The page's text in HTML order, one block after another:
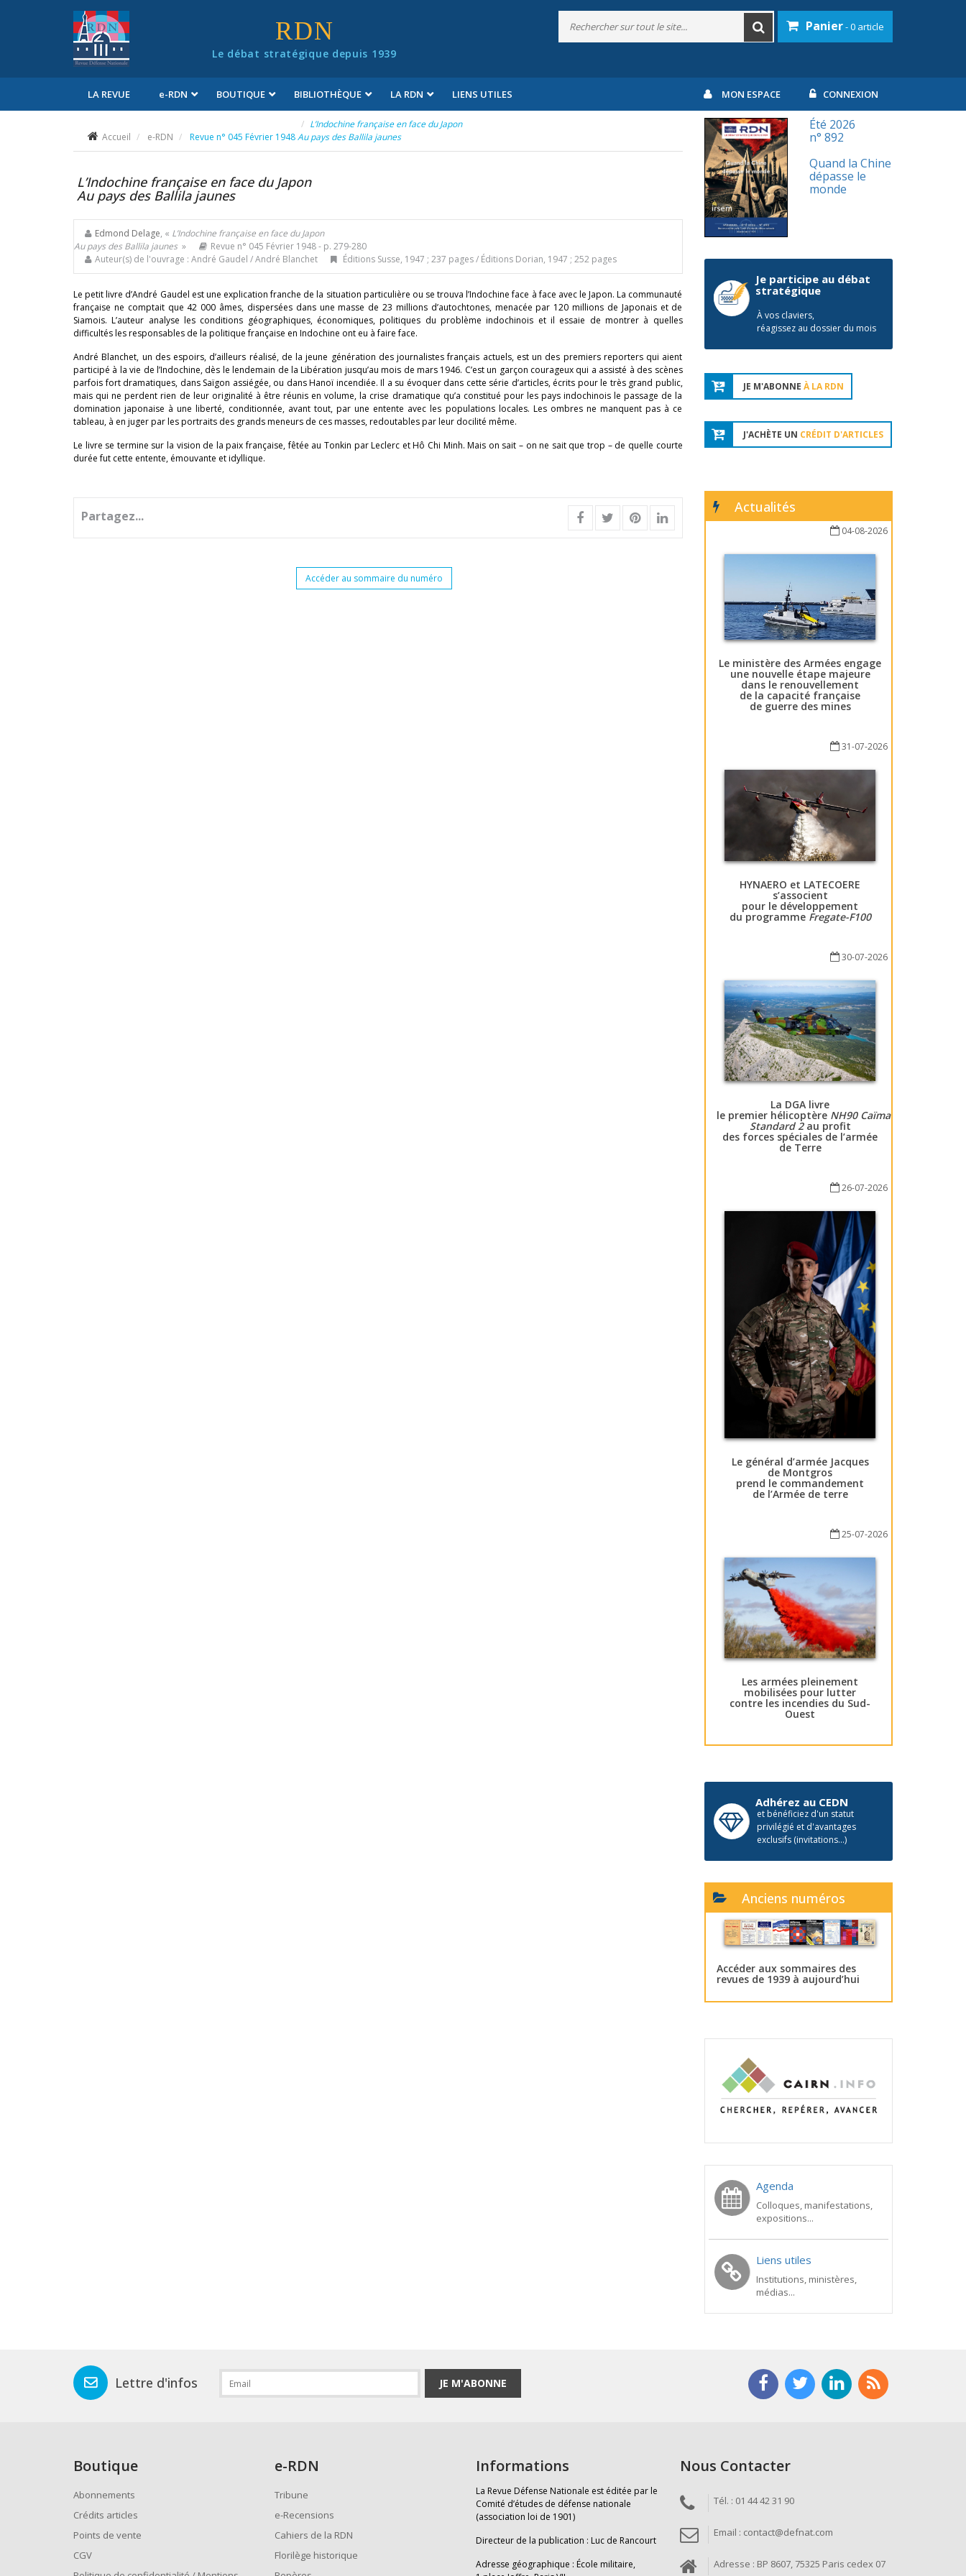
RDN
Le débat stratégique depuis 1939
Panier- 0 article
LA REVUE e-RDN BOUTIQUE BIBLIOTHÈQUE LA RDN LIENS UTILES MON ESPACE CONNEXION
Accueil e-RDN Revue n° 045 Février 1948
L’Indochine française en face du Japon
Au pays des Ballila jaunes
L’Indochine française en face du Japon
Au pays des Ballila jaunes
Edmond Delage, « L’Indochine française en face du Japon
Au pays des Ballila jaunes » Revue n° 045 Février 1948- p. 279-280
Auteur(s) de l'ouvrage : André Gaudel / André Blanchet
Éditions Susse, 1947 ; 237 pages / Éditions Dorian, 1947 ; 252 pages
Le petit livre d’André Gaudel est une explication franche de la situation particulière ou se trouva l’Indochine face à face avec le Japon. La communauté
française ne comptait que 42 000 âmes, dispersées dans une masse de 23 millions d’autochtones, menacée par 120 millions de Japonais et de
Siamois. L’auteur analyse les conditions géographiques, économiques, politiques du problème indochinois et il essaie de montrer à quelles
difficultés les responsables de la politique française en Indochine ont eu à faire face.
André Blanchet, un des espoirs, d’ailleurs réalisé, de la jeune génération des journalistes français actuels, est un des premiers reporters qui aient
participé à la vie de l’Indochine, dès le lendemain de la Libération jusqu’au mois de mars 1946. C’est un garçon courageux qui a assisté à des scènes
parfois fort dramatiques, dans Saïgon assiégée, ou dans Hanoï incendiée. Il a su évoquer dans cette série d’articles, écrits pour le très grand public,
mais qui ne perdent rien de leur originalité à être réunis en volume, la crise dramatique qu’a constitué pour les pays indochinois le passage de la
domination japonaise à une liberté, conditionnée, avant tout, par une entente avec les populations locales. Les ombres ne manquent pas à ce
tableau, à en juger par les portraits des grands meneurs de ces masses, redoutables par leur docilité même.
Le livre se termine sur la vision de la paix française, fêtée au Tonkin par Leclerc et Hô Chi Minh. Mais on sait – on ne sait que trop – de quelle courte
durée fut cette entente, émouvante et idyllique.
Partagez...
Accéder au sommaire du numéro
Été 2026
n° 892
Quand la Chine
dépasse le
monde
Je participe au débat
stratégique
À vos claviers,
réagissez au dossier du mois
JE M'ABONNE À LA RDN
J'ACHÈTE UN CRÉDIT D'ARTICLES
Actualités
04-08-2026
Le ministère des Armées engage
une nouvelle étape majeure
dans le renouvellement
de la capacité française
de guerre des mines
31-07-2026
HYNAERO et LATECOERE
s’associent
pour le développement
du programme Fregate-F100
30-07-2026
La DGA livre
le premier hélicoptère NH90 Caïman
Standard 2au profit
des forces spéciales de l’armée
de Terre
26-07-2026
Le général d’armée Jacques
de Montgros
prend le commandement
de l’Armée de terre
25-07-2026
Les armées pleinement
mobilisées pour lutter
contre les incendies du Sud-
Ouest
Adhérez au CEDN
et bénéficiez d'un statut
privilégié et d'avantages
exclusifs (invitations...)
Anciens numéros
Accéder aux sommaires des
revues de 1939 à aujourd’hui
Agenda
Colloques, manifestations,
expositions...
Liens utiles
Institutions, ministères,
médias...
Lettre d'infos JE M'ABONNE
Boutique
Abonnements
Crédits articles
Points de vente
CGV
e-RDN
Tribune
e-Recensions
Cahiers de la RDN
Florilège historique
Informations
La Revue Défense Nationale est éditée par le
Comité d’études de défense nationale
(association loi de 1901)
Directeur de la publication : Luc de Rancourt
Adresse géographique : École militaire,
Nous Contacter
Tél. : 01 44 42 31 90
Email : contact@defnat.com
Adresse : BP 8607, 75325 Paris cedex 07